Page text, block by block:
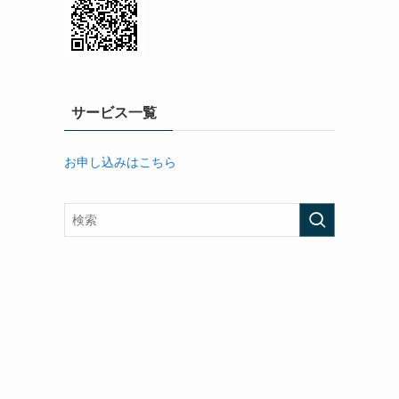
サービス一覧
お申し込みはこちら